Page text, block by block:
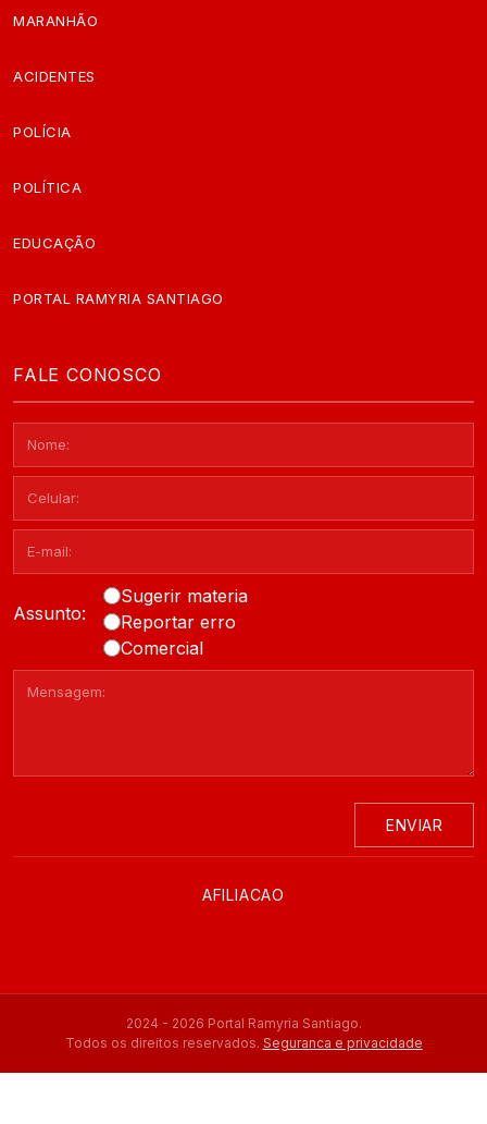
MARANHÃO
ACIDENTES
POLÍCIA
POLÍTICA
EDUCAÇÃO
PORTAL RAMYRIA SANTIAGO
FALE CONOSCO
Assunto:
Sugerir materia
Reportar erro
Comercial
ENVIAR
AFILIACAO
2024 - 2026 Portal Ramyria Santiago.
Todos os direitos reservados. Seguranca e privacidade